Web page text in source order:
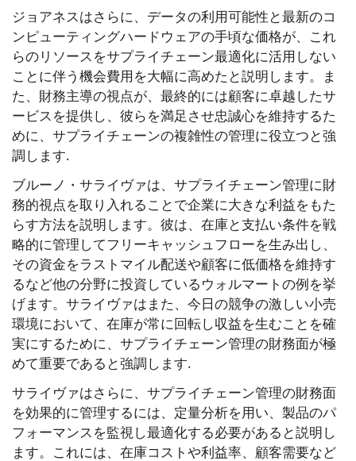
ジョアネスはさらに、データの利用可能性と最新のコ
ンピューティングハードウェアの手頃な価格が、これ
らのリソースをサプライチェーン最適化に活用しない
ことに伴う機会費用を大幅に高めたと説明します。ま
た、財務主導の視点が、最終的には顧客に卓越したサ
ービスを提供し、彼らを満足させ忠誠心を維持するた
めに、サプライチェーンの複雑性の管理に役立つと強
調します.
ブルーノ・サライヴァは、サプライチェーン管理に財
務的視点を取り入れることで企業に大きな利益をもた
らす方法を説明します。彼は、在庫と支払い条件を戦
略的に管理してフリーキャッシュフローを生み出し、
その資金をラストマイル配送や顧客に低価格を維持す
るなど他の分野に投資しているウォルマートの例を挙
げます。サライヴァはまた、今日の競争の激しい小売
環境において、在庫が常に回転し収益を生むことを確
実にするために、サプライチェーン管理の財務面が極
めて重要であると強調します.
サライヴァはさらに、サプライチェーン管理の財務面
を効果的に管理するには、定量分析を用い、製品のパ
フォーマンスを監視し最適化する必要があると説明し
ます。これには、在庫コストや利益率、顧客需要など